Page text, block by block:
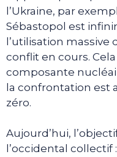
l’Ukraine, par
Sébastopol est
l’utilisation massive
conflit en cours.
composante
la confrontation est
zéro.
Aujourd’hui,
l’occidental